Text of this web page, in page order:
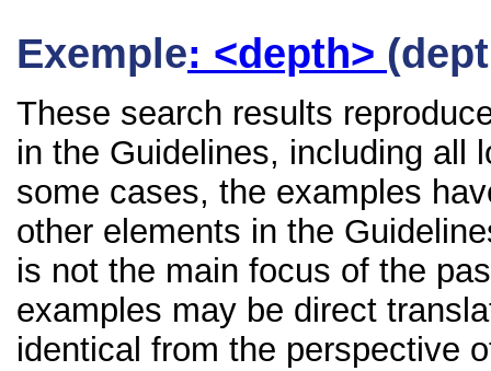
Exemple: <depth>
These search results
in the Guidelines, including all
some cases, the examples
other elements in the
is not the main focus of the
examples may be direct
identical from the perspective